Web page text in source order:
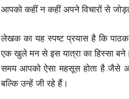
आपको कहीं न कहीं अपने विचारों से
लेखक का यह स्पष्ट प्रयास है कि पाठक
एक खुले मन से इस यात्रा का हिस्सा
समय आपको ऐसा महसूस होता है जैसे
बल्कि उन्हें जी रहे हैं।